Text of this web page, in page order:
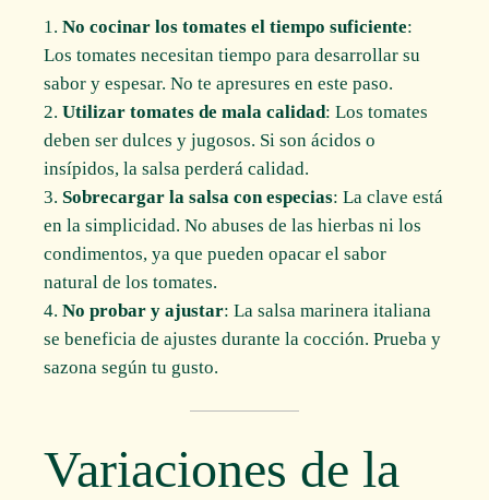
No cocinar los tomates el tiempo suficiente:
Los tomates necesitan tiempo para desarrollar su
sabor y espesar. No te apresures en este paso.
Utilizar tomates de mala calidad: Los tomates
deben ser dulces y jugosos. Si son ácidos o
insípidos, la salsa perderá calidad.
Sobrecargar la salsa con especias: La clave está
en la simplicidad. No abuses de las hierbas ni los
condimentos, ya que pueden opacar el sabor
natural de los tomates.
No probar y ajustar: La salsa marinera italiana
se beneficia de ajustes durante la cocción. Prueba y
sazona según tu gusto.
Variaciones de la